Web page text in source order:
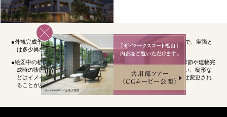
●外観完成予想図・共用部CGムービーは図面を基に描き起こしたもので、実際と
は多少異なります。なお、周囲の建物などは省略してあります。
●絵図中の植栽は、ある程度成長した状態の予想図です。また特定の季節や建物完
成時の状態を想定して描かれたものではありません。葉や花の色合い、樹形な
どはイメージであり、実際のものとは異なります。また、植栽計画は変更され
ることがありますので、あらかじめご了承ください。